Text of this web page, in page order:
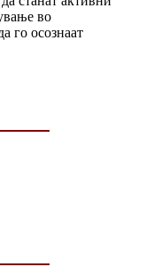
во
го осознаат